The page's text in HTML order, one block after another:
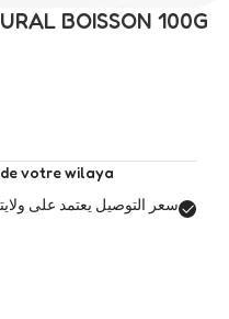
BOISSON 100G
votre wilaya
سعر التوصيل يعتمد على